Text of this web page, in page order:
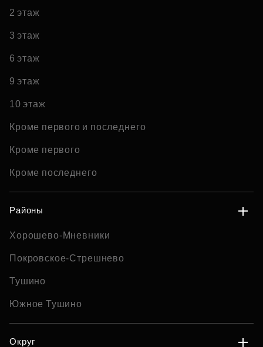
2 этаж
3 этаж
6 этаж
9 этаж
10 этаж
Кроме первого и последнего
Кроме первого
Кроме последнего
Районы
Хорошево-Мневники
Покровское-Стрешнево
Тушино
Южное Тушино
Округ